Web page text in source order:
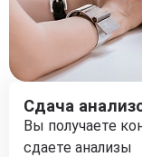
Сдача
Вы получаете
сдаете анализы